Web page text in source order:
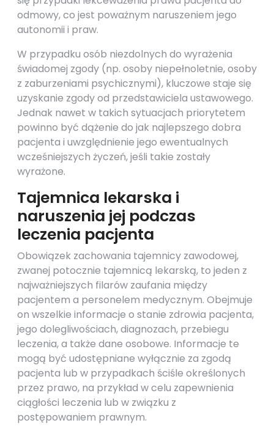
odmowy, co jest poważnym naruszeniem jego
autonomii i praw.
W przypadku osób niezdolnych do wyrażenia
świadomej zgody (np. osoby niepełnoletnie, osoby
z zaburzeniami psychicznymi), kluczowe staje się
uzyskanie zgody od przedstawiciela ustawowego.
Jednak nawet w takich sytuacjach priorytetem
powinno być dążenie do jak najlepszego dobra
pacjenta i uwzględnienie jego ewentualnych
wcześniejszych życzeń, jeśli takie zostały
wyrażone.
Tajemnica lekarska i
naruszenia jej podczas
leczenia pacjenta
Obowiązek zachowania tajemnicy zawodowej,
zwanej potocznie tajemnicą lekarską, to jeden z
najważniejszych filarów zaufania między
pacjentem a personelem medycznym. Obejmuje
on wszelkie informacje o stanie zdrowia pacjenta,
jego dolegliwościach, diagnozach, przebiegu
leczenia, a także dane osobowe. Informacje te
mogą być udostępniane wyłącznie za zgodą
pacjenta lub w przypadkach ściśle określonych
przez prawo, na przykład w celu zapewnienia
ciągłości leczenia lub w związku z
postępowaniem prawnym.